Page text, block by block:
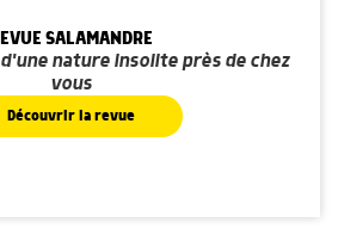
SALAMANDRE
nature insolite près de chez
vous
Découvrir la revue